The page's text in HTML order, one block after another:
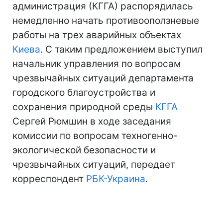
администрация (КГГА) распорядилась
немедленно начать противооползневые
работы на трех аварийных объектах
Киева. С таким предложением выступил
начальник управления по вопросам
чрезвычайных ситуаций департамента
городского благоустройства и
сохранения природной среды КГГА
Сергей Рюмшин в ходе заседания
комиссии по вопросам техногенно-
экологической безопасности и
чрезвычайных ситуаций, передает
корреспондент РБК-Украина.